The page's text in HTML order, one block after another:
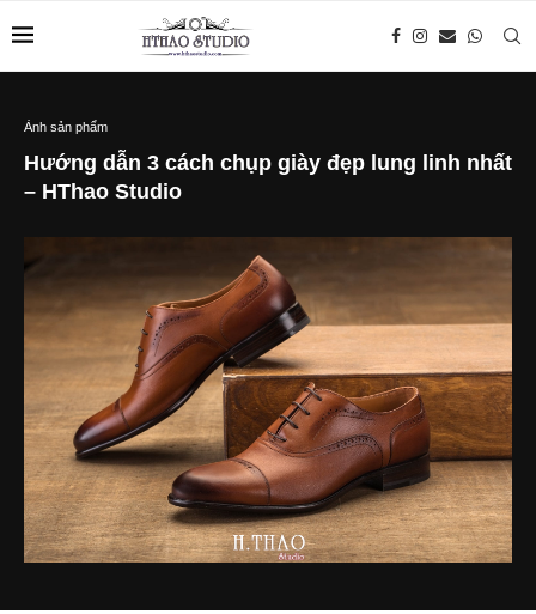
Ảnh sản phẩm
Hướng dẫn 3 cách chụp giày đẹp lung linh nhất
– HThao Studio